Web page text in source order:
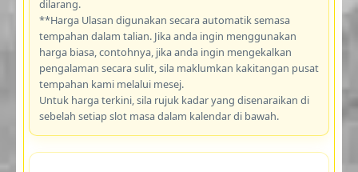
dilarang.
**Harga Ulasan digunakan secara automatik semasa
tempahan dalam talian. Jika anda ingin menggunakan
harga biasa, contohnya, jika anda ingin mengekalkan
pengalaman secara sulit, sila maklumkan kakitangan pusat
tempahan kami melalui mesej.
Untuk harga terkini, sila rujuk kadar yang disenaraikan di
sebelah setiap slot masa dalam kalendar di bawah.